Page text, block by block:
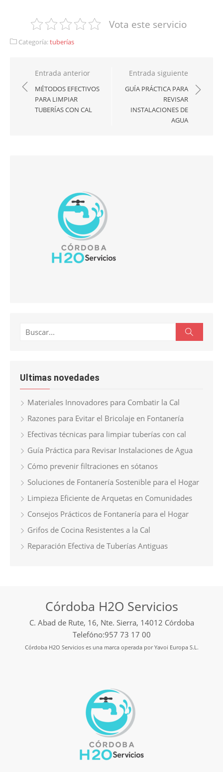
Vota este servicio
Categoría:tuberías
Navegación
de
entradas
Entrada anterior
MÉTODOS EFECTIVOS
PARA LIMPIAR
TUBERÍAS CON CAL
Entrada siguiente
GUÍA PRÁCTICA PARA
REVISAR
INSTALACIONES DE
AGUA
Buscar:
Ultimas novedades
Materiales Innovadores para Combatir la Cal
Razones para Evitar el Bricolaje en Fontanería
Efectivas técnicas para limpiar tuberías con cal
Guía Práctica para Revisar Instalaciones de Agua
Cómo prevenir filtraciones en sótanos
Soluciones de Fontanería Sostenible para el Hogar
Limpieza Eficiente de Arquetas en Comunidades
Consejos Prácticos de Fontanería para el Hogar
Grifos de Cocina Resistentes a la Cal
Reparación Efectiva de Tuberías Antiguas
Córdoba H2O Servicios
C. Abad de Rute, 16, Nte. Sierra, 14012 Córdoba
Telefóno:957 73 17 00
Córdoba H2O Servicios es una marca operada por Yavoi Europa S.L.